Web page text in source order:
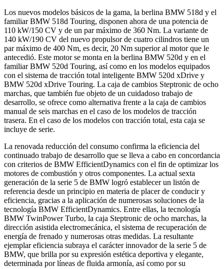
Los nuevos modelos básicos de la gama, la berlina BMW 518d y el
familiar BMW 518d Touring, disponen ahora de una potencia de
110 kW/150 CV y de un par máximo de 360 Nm. La variante de
140 kW/190 CV del nuevo propulsor de cuatro cilindros tiene un
par máximo de 400 Nm, es decir, 20 Nm superior al motor que le
antecedió. Este motor se monta en la berlina BMW 520d y en el
familiar BMW 520d Touring, así como en los modelos equipados
con el sistema de tracción total inteligente BMW 520d xDrive y
BMW 520d xDrive Touring. La caja de cambios Steptronic de ocho
marchas, que también fue objeto de un cuidadoso trabajo de
desarrollo, se ofrece como alternativa frente a la caja de cambios
manual de seis marchas en el caso de los modelos de tracción
trasera. En el caso de los modelos con tracción total, esta caja se
incluye de serie.
La renovada reducción del consumo confirma la eficiencia del
continuado trabajo de desarrollo que se lleva a cabo en concordancia
con criterios de BMW EfficientDynamics con el fin de optimizar los
motores de combustión y otros componentes. La actual sexta
generación de la serie 5 de BMW logró establecer un listón de
referencia desde un principio en materia de placer de conducir y
eficiencia, gracias a la aplicación de numerosas soluciones de la
tecnología BMW EfficientDynamics. Entre ellas, la tecnología
BMW TwinPower Turbo, la caja Steptronic de ocho marchas, la
dirección asistida electromecánica, el sistema de recuperación de
energía de frenado y numerosas otras medidas. La resultante
ejemplar eficiencia subraya el carácter innovador de la serie 5 de
BMW, que brilla por su expresión estética deportiva y elegante,
determinada por líneas de fluida armonía, así como por su